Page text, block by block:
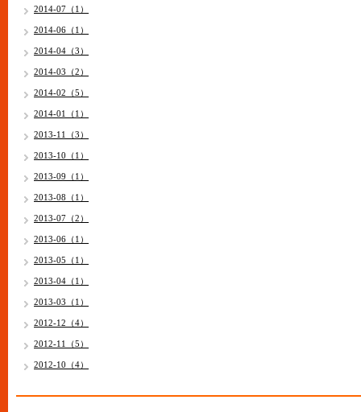
2014-07（1）
2014-06（1）
2014-04（3）
2014-03（2）
2014-02（5）
2014-01（1）
2013-11（3）
2013-10（1）
2013-09（1）
2013-08（1）
2013-07（2）
2013-06（1）
2013-05（1）
2013-04（1）
2013-03（1）
2012-12（4）
2012-11（5）
2012-10（4）